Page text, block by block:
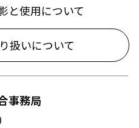
と使用について
扱いについて
事務局